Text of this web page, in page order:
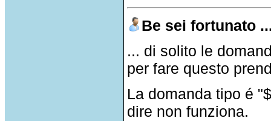
Be sei fortunato
... di solito le
per fare questo
La domanda tipo é
dire non funziona.